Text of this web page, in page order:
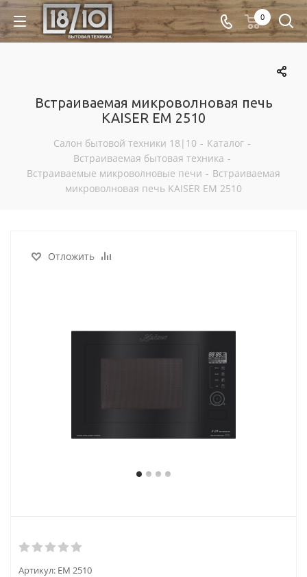
0
Встраиваемая микроволновая печь
KAISER EM 2510
Салон бытовой техники 18|10 - Каталог -
Встраиваемая бытовая техника -
Встраиваемые микроволновые печи - Встраиваемая
микроволновая печь KAISER EM 2510
Отложить
Артикул: EM 2510